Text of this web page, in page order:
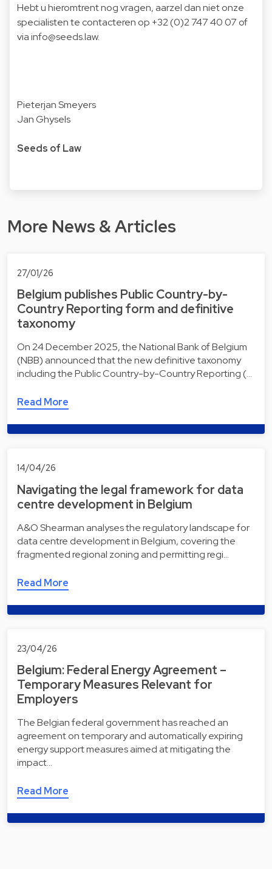
Hebt u hieromtrent nog vragen, aarzel dan niet onze
specialisten te contacteren op +32 (0)2 747 40 07 of
viainfo@seeds.law.
Pieterjan Smeyers
Jan Ghysels
Seeds of Law
More News & Articles
27/01/26
Belgium publishes Public Country-by-
Country Reporting form and definitive
taxonomy
On 24 December 2025, the National Bank of Belgium
(NBB) announced that the new definitive taxonomy
including the Public Country-by-Country Reporting (…
Read More
14/04/26
Navigating the legal framework for data
centre development in Belgium
A&O Shearman analyses the regulatory landscape for
data centre development in Belgium, covering the
fragmented regional zoning and permitting regi…
Read More
23/04/26
Belgium: Federal Energy Agreement –
Temporary Measures Relevant for
Employers
The Belgian federal government has reached an
agreement on temporary and automatically expiring
energy support measures aimed at mitigating the
impact…
Read More